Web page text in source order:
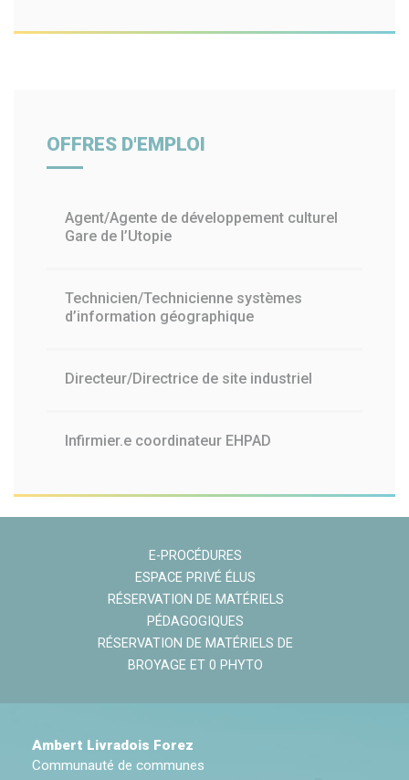
OFFRES D'EMPLOI
Agent/Agente de développement culturel
Gare de l’Utopie
Technicien/Technicienne systèmes
d’information géographique
Directeur/Directrice de site industriel
Infirmier.e coordinateur EHPAD
E-PROCÉDURES
ESPACE PRIVÉ ÉLUS
RÉSERVATION DE MATÉRIELS
PÉDAGOGIQUES
RÉSERVATION DE MATÉRIELS DE
BROYAGE ET 0 PHYTO
Ambert Livradois Forez
Communauté de communes